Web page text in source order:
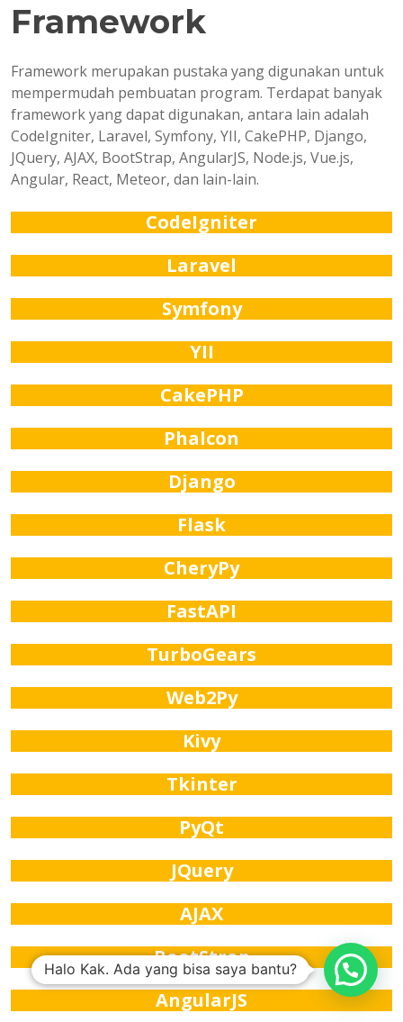
Framework
Framework merupakan pustaka yang digunakan untuk
mempermudah pembuatan program. Terdapat banyak
framework yang dapat digunakan, antara lain adalah
CodeIgniter, Laravel, Symfony, YII, CakePHP, Django,
JQuery, AJAX, BootStrap, AngularJS, Node.js, Vue.js,
Angular, React, Meteor, dan lain-lain.
CodeIgniter
Laravel
Symfony
YII
CakePHP
Phalcon
Django
Flask
CheryPy
FastAPI
TurboGears
Web2Py
Kivy
Tkinter
PyQt
JQuery
AJAX
BootStrap
AngularJS
Halo Kak. Ada yang bisa saya bantu?